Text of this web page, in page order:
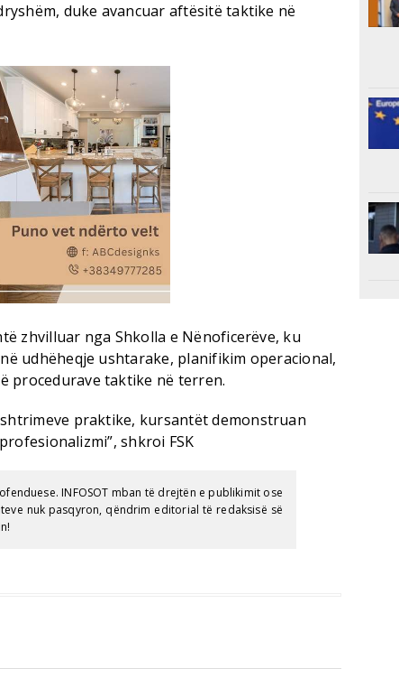
duke avancuar aftësitë taktike në
zhvilluar nga Shkolla e Nënoficerëve, ku
udhëheqje ushtarake, planifikim operacional,
procedurave taktike në terren.
praktike, kursantët demonstruan
shkroi FSK
INFOSOT mban të drejtën e publikimit ose
nuk pasqyron, qëndrim editorial të redaksisë së